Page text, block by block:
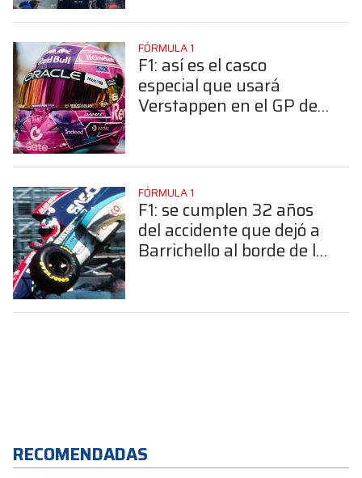
FÓRMULA 1
F1: así es el casco
especial que usará
Verstappen en el GP de
FÓRMULA 1
F1: se cumplen 32 años
del accidente que dejó a
Barrichello al borde de la
RECOMENDADAS